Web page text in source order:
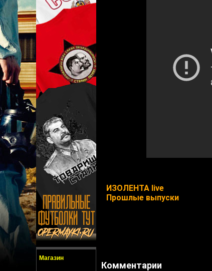
Магазин
ИЗОЛЕНТА live
Прошлые выпуски
Комментарии